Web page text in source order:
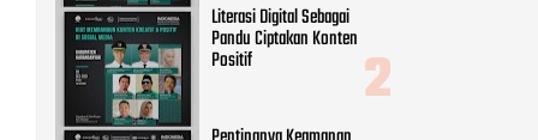
Literasi Digital Sebagai
Pandu Ciptakan Konten
Positif